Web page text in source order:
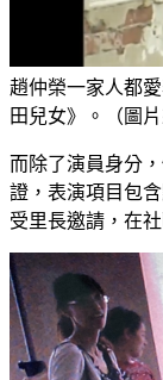
趙仲榮一家人都
田兒女》。（圖片
而除了演員身分
證，表演項目包
受里長邀請，在